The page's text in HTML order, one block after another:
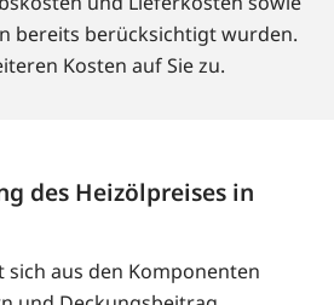
bereits berücksichtigt wurden.
Kosten auf Sie zu.
des Heizölpreises in
sich aus den Komponenten